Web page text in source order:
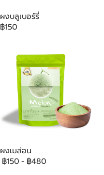
ผงบลูเบอร์รี่
฿150
ผงเมล่อน
฿150 - ฿480